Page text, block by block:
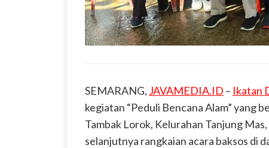
SEMARANG, JAVAMEDIA.ID – Ikatan
kegiatan “Peduli Bencana Alam” yang
Tambak Lorok, Kelurahan Tanjung
selanjutnya rangkaian acara baksos di